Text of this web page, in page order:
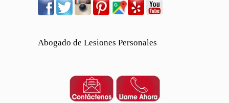
Abogado de Lesiones Personales